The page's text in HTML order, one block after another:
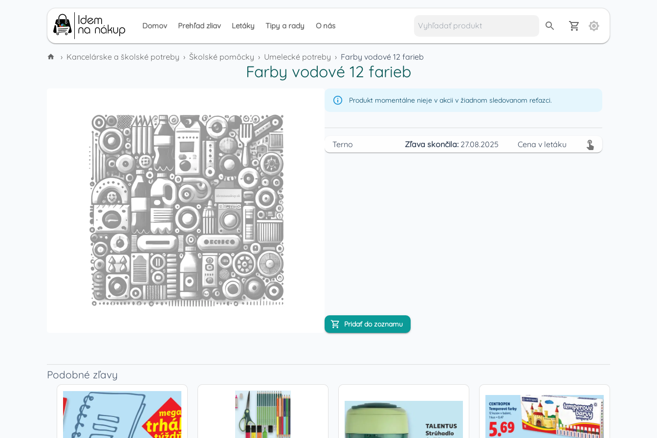
Domov Prehľad zliav Letáky Tipy a rady O nás
› Kancelárske a školské potreby › Školské pomôcky › Umelecké potreby › Farby vodové 12 farieb
Farby vodové 12 farieb
Produkt momentálne nieje v akcii v žiadnom sledovanom reťazci.
Terno Zľava skončila: 27.08.2025 Cena v letáku
Pridať do zoznamu
Podobné zľavy